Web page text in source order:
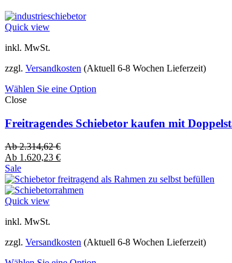
Quick view
inkl. MwSt.
zzgl. Versandkosten (Aktuell 6-8 Wochen Lieferzeit)
Wählen Sie eine Option
Close
Freitragendes Schiebetor kaufen mit
Ab2.314,62€
Ab 1.620,23 €
Sale
Quick view
inkl. MwSt.
zzgl. Versandkosten (Aktuell 6-8 Wochen Lieferzeit)